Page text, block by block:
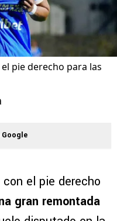
pie derecho para las
con el pie derecho
gran remontada